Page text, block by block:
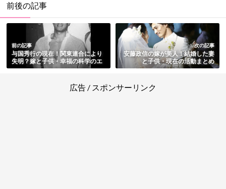
前後の記事
前の記事
与国秀行の現在！関東連合により
失明？嫁と子供・幸福の科学のエ
ピソードも総まとめ
次の記事
安藤政信の嫁が美人！結婚した妻
と子供・現在の活動まとめ
広告 / スポンサーリンク